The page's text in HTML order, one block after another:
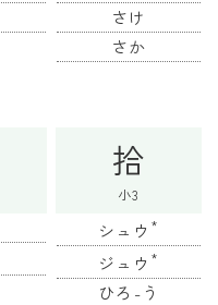
さけ
さか
拾
小3
シュウ *
ジュウ *
ひろ-う